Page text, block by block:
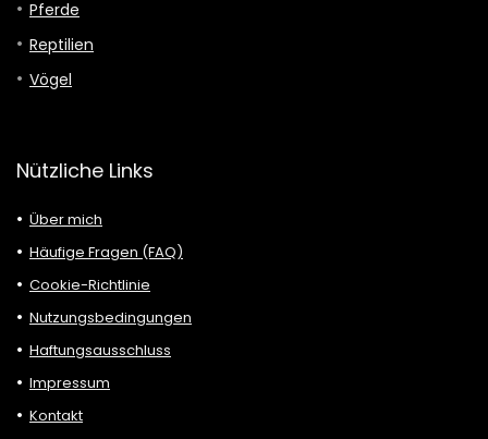
Pferde
Reptilien
Vögel
Nützliche Links
Über mich
Häufige Fragen (FAQ)
Cookie-Richtlinie
Nutzungsbedingungen
Haftungsausschluss
Impressum
Kontakt